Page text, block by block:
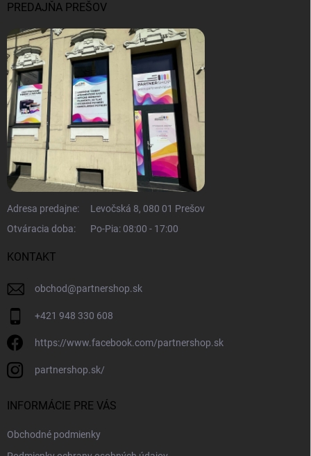
PREDAJŇA PREŠOV
Adresa predajne:
Levočská 8, 080 01 Prešov
Otváracia doba:
Po-Pia: 08:00 - 17:00
KONTAKT
obchod@partnershop.sk
+421 948 330 608
https://www.facebook.com/partnershop.sk
partnershop.sk/
INFORMÁCIE PRE VÁS
Obchodné podmienky